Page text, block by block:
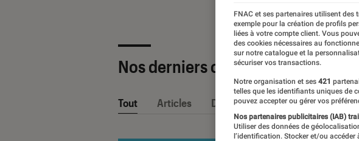
Nos derniers contenus
Tout Articles Dossiers Sélections et guides
FNAC et ses partenaires utilisent
exemple pour la création de profils
liées à votre compte client. Vous
des cookies nécessaires au
sur notre catalogue et la
sécuriser vos transactions.
Notre organisation et ses 421
telles que les identifiants uniques de
pouvez accepter ou gérer vos
Nos partenaires publicitaires (IAB)
Utiliser des données de
l’identification. Stocker et/ou